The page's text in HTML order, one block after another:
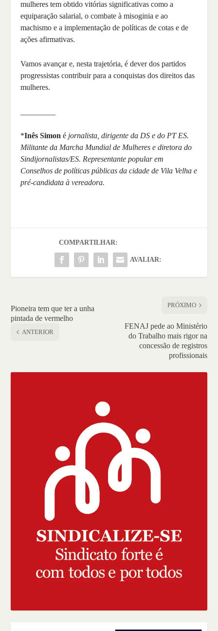
mulheres tem obtido vitórias significativas como a
equiparação salarial, o combate à misoginia e ao
machismo e a implementação de políticas de cotas e de
ações afirmativas.
Vamos avançar e, nesta trajetória, é dever dos partidos
progressistas contribuir para a conquistas dos direitos das
mulheres.
*Inês Simon é jornalista, dirigente da DS e do PT ES.
Militante da Marcha Mundial de Mulheres e diretora do
Sindijornalistas/ES. Representante popular em
Conselhos de políticas públicas da cidade de Vila Velha e
pré-candidata à vereadora.
COMPARTILHAR:
AVALIAR:
Pioneira tem que ter a unha
pintada de vermelho
ANTERIOR
PRÓXIMO
FENAJ pede ao Ministério
do Trabalho mais rigor na
concessão de registros
profissionais